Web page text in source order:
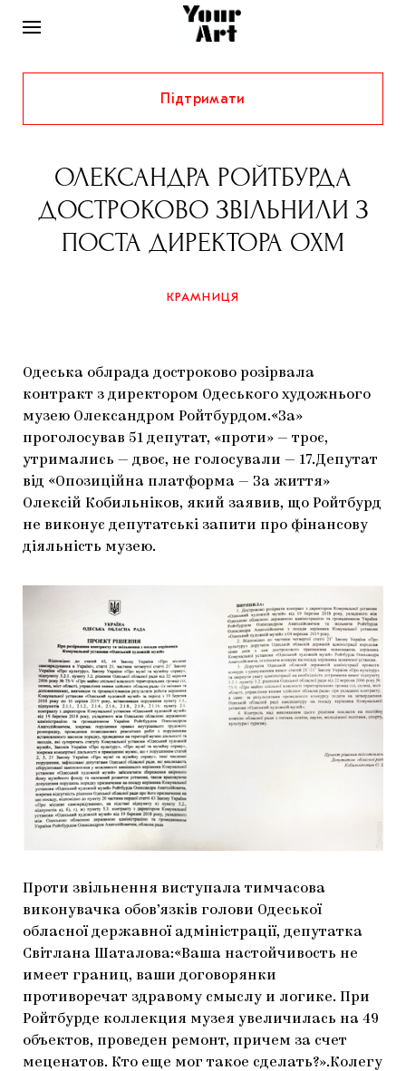
НОВИНИ
ІНТЕРВ’Ю
ХУДОЖНИКИ
КУРАТОРИ
РІДНИЙ КРАЙ
ФЕСТИВАЛІ
КОЛЕКЦІЇ
ГАЛЕРЕЇ
АРТЦЕНТРИ
СТАТТІ
КОНСПЕКТИ
КНИЖКИ І ЖУРНАЛИ
ЗАПАЛЕННЯ
ЯК ПІДТРИМУВАТИ УКРАЇНСЬКЕ МИСТЕЦТВО
МАРІУПОЛЬСЬКІ МАРГІНАЛІЇ
CARPATHIAN CULT ПРО РІЗДВЯНІ СВЯТА
КРАМНИЦЯ
Підтримати
ОЛЕКСАНДРА РОЙТБУРДА
ДОСТРОКОВО ЗВІЛЬНИЛИ З
ПОСТА ДИРЕКТОРА ОХМ
КРАМНИЦЯ
Одеська облрада достроково розірвала
контракт з директором Одеського художнього
музею Олександром Ройтбурдом.«За»
проголосував 51 депутат, «проти» — троє,
утримались — двоє, не голосували — 17.Депутат
від «Опозиційна платформа — За життя»
Олексій Кобильніков, який заявив, що Ройтбурд
не виконує депутатські запити про фінансову
діяльність музею.
Проти звільнення виступала тимчасова
виконувачка обов’язків голови Одеської
обласної державної адміністрації, депутатка
Світлана Шаталова:«Ваша настойчивость не
имеет границ, ваши договорянки
противоречат здравому смыслу и логике. При
Ройтбурде коллекция музея увеличилась на 49
объектов, проведен ремонт, причем за счет
меценатов. Кто еще мог такое сделать?».Колегу